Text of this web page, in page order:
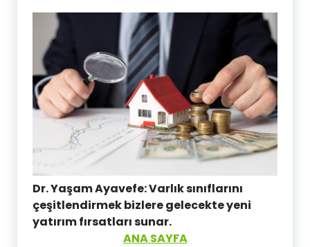
Dr. Yaşam Ayavefe: Varlık sınıflarını
çeşitlendirmek bizlere gelecekte yeni
yatırım fırsatları sunar.
ANA SAYFA